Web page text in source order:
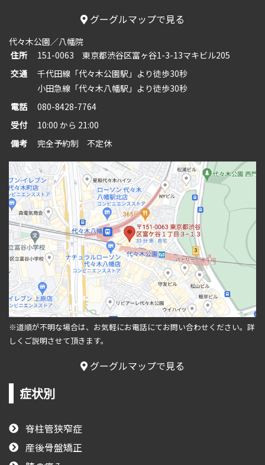
グーグルマップで見る
代々木公園／八幡院
住所
151-0063 東京都渋谷区富ヶ谷1-3-13マキビル205
交通
千代田線「代々木公園駅」より徒歩30秒
小田急線「代々木八幡駅」より徒歩30秒
電話
080-8428-7764
受付
10:00 から 21:00
備考
完全予約制 不定休
※道順が不明な場合は、お気軽にお電話にてお問い合わせください。 詳
しくご説明させて頂きます。
グーグルマップで見る
症状別
脊柱管狭窄症
産後骨盤矯正